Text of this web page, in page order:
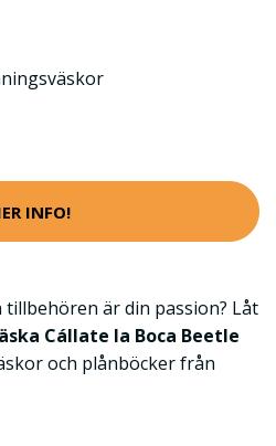
INFO!
tillbehören är din passion? Låt
Cállate la Boca Beetle
och plånböcker från